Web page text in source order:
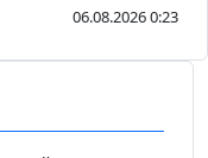
06.08.2026 0:23